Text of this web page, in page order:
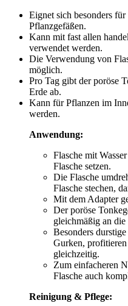
Eignet sich besonders
Pflanzgefäßen.
Kann mit fast allen
verwendet werden.
Die Verwendung von
möglich.
Pro Tag gibt der poröse
Erde ab.
Kann für Pflanzen im
werden.
Anwendung:
Flasche mit
Flasche setzen.
Die Flasche
Flasche stechen,
Mit dem Adapter
Der poröse
gleichmäßig an die
Besonders
Gurken,
gleichzeitig.
Zum einfacheren
Flasche auch
Reinigung & Pflege: